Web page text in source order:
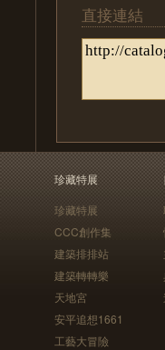
直接連結
珍藏特展
珍藏特展
CCC創作集
建築排排站
建築轉轉樂
天地宮
安平追想1661
工藝大冒險